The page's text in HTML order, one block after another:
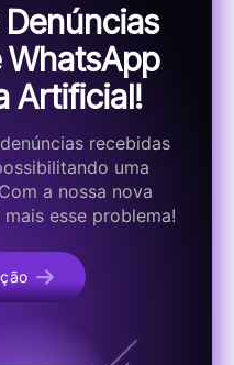
Artificial!
recebidas
uma
a nossa nova
esse problema!